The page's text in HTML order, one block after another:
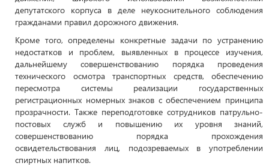
депутатского корпуса в деле неукоснительного соблюдения
гражданами правил дорожного движения.
Кроме того, определены конкретные задачи по устранению
недостатков и проблем, выявленных в процессе изучения,
дальнейшему совершенствованию порядка проведения
технического осмотра транспортных средств, обеспечению
пересмотра системы реализации государственных
регистрационных номерных знаков с обеспечением принципа
прозрачности. Также переподготовке сотрудников патрульно-
постовых служб и повышению их уровня знаний,
совершенствованию порядка прохождения
освидетельствования лиц, подозреваемых в употреблении
спиртных напитков.